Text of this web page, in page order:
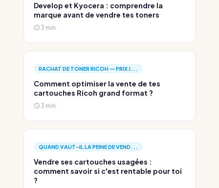
Develop et Kyocera : comprendre la
marque avant de vendre tes toners
3 min
RACHAT DE TONER RICOH — PRIX J...
Comment optimiser la vente de tes
cartouches Ricoh grand format ?
3 min
QUAND VAUT-IL LA PEINE DE VEND...
Vendre ses cartouches usagées :
comment savoir si c'est rentable pour toi
?